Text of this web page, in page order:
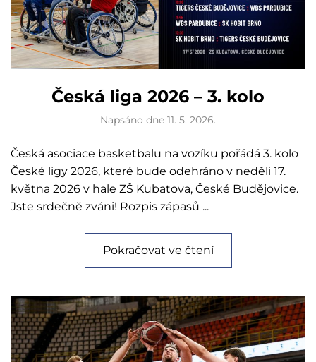
Česká liga 2026 – 3. kolo
Napsáno dne 11. 5. 2026.
Česká asociace basketbalu na vozíku pořádá 3. kolo
České ligy 2026, které bude odehráno v neděli 17.
května 2026 v hale ZŠ Kubatova, České Budějovice.
Jste srdečně zváni! Rozpis zápasů ...
Pokračovat ve čtení